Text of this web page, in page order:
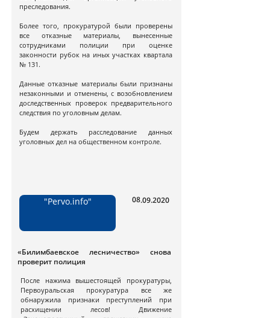
После нажима вышестоящей прокуратуры,
Первоуральская прокуратура все же
обнаружила признаки преступлений при
расхищении лесов! Движение
«Билимбаевское лесничество» снова
проверит полиция
преследования.
Более того, прокуратурой были проверены
все отказные материалы, вынесенные
сотрудниками полиции при оценке
законности рубок на иных участках квартала
№ 131.
Данные отказные материалы были признаны
незаконными и отменены, с возобновлением
доследственных проверок предварительного
следствия по уголовным делам.
Будем держать расследование данных
уголовных дел на общественном контроле.
"Рervo.info" 08.09.2020